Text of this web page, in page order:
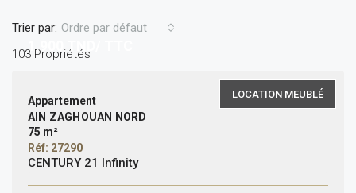
103 Propriétés
Trier par: Ordre par défaut
LOCATION MEUBLÉ
1,900 TND/ TTC
Appartement
AIN ZAGHOUAN NORD
75 m²
Réf: 27290
CENTURY 21 Infinity